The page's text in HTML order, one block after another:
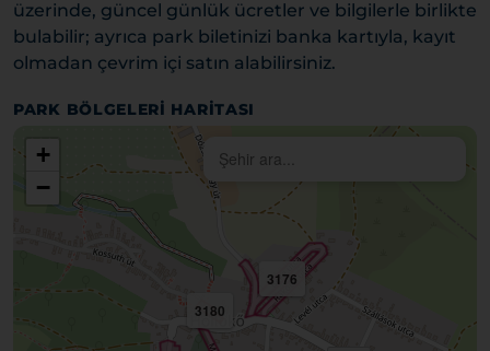
üzerinde, güncel günlük ücretler ve bilgilerle birlikte
bulabilir; ayrıca park biletinizi banka kartıyla, kayıt
olmadan çevrim içi satın alabilirsiniz.
PARK BÖLGELERI HARITASI
3176
3180
+
−